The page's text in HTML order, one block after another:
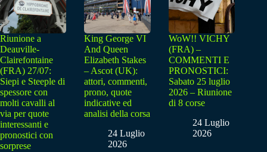
Riunione a
Deauville-
Clairefontaine
(FRA) 27/07:
Siepi e Steeple di
spessore con
molti cavalli al
via per quote
interessanti e
pronostici con
sorprese
King George VI
And Queen
Elizabeth Stakes
– Ascot (UK):
attori, commenti,
prono, quote
indicative ed
analisi della corsa
24 Luglio
2026
WoW!! VICHY
(FRA) –
COMMENTI E
PRONOSTICI:
Sabato 25 luglio
2026 – Riunione
di 8 corse
24 Luglio
2026